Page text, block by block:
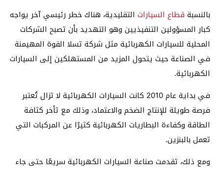
بالنسبة قطاع السيارات التقليدية، هناك خطر رئيسي آخر يواجه
كبار المسؤولين التنفيذيين وهو التهديد بأن تصبح الشركات
المحلية للسيارات الكهربائية مثل شركة تسلا القوة المهيمنة
في الصناعة حيث يتحول المزيد من المستهلكين إلى السيارات
الكهربائية.
في بداية عام 2010 كانت السيارات الكهربائية لا تزال تُعتبر
فرصة طويلة للإنتاج الضخم والاعتماد، وذلك مع تأخر كثافة
الطاقة وكفاءة البطاريات الكهربائية كثيرًا عن المركبات التي
تعمل بالبنزين.
ومع ذلك، تقدمت صناعة السيارات الكهربائية سريعًا حتى جاء